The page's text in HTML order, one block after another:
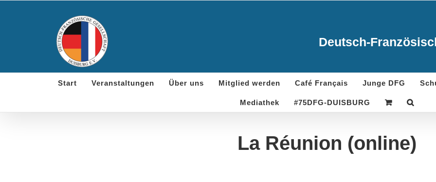
Deutsch-
Start Veranstaltungen Über uns Mitglied werden Café Français Junge DFG
Mediathek #75DFG-DUISBURG
La Réunion (online)